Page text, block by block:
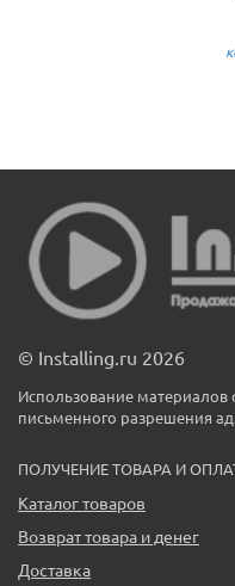
© Installing.ru 2026
Использование материалов
письменного разрешения
ПОЛУЧЕНИЕ ТОВАРА И
Каталог товаров
Возврат товара и денег
Доставка